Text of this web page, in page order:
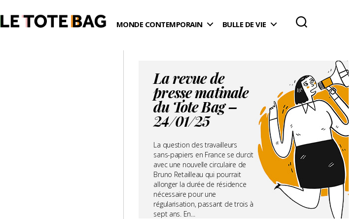
MONDE CONTEMPORAIN BULLE DE VIE
La revue de
presse matinale
du Tote Bag –
24/01/25
La question des travailleurs
sans-papiers en France se durcit
avec une nouvelle circulaire de
Bruno Retailleau qui pourrait
allonger la durée de résidence
nécessaire pour une
régularisation, passant de trois à
sept ans. En...